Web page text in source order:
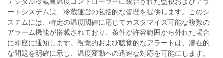
ートシステムは、冷蔵運営の包括的な管理を提供します。このシ
ステムには、特定の温度閾値に応じてカスタマイズ可能な複数の
アラーム機能が搭載されており、条件が許容範囲から外れた場合
に即座に通知します。視覚的および聴覚的なアラートは、潜在的
な問題を明確に示し、温度変動への迅速な対応を可能にします。